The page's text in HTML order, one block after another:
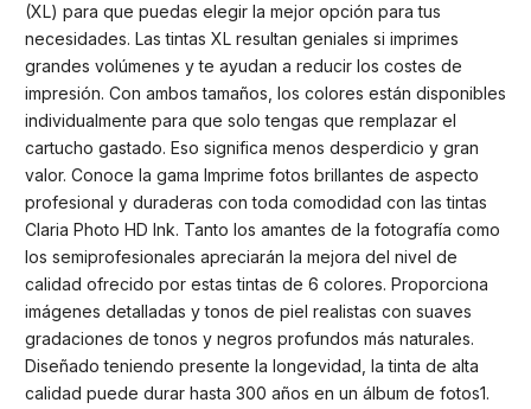
(XL) para que puedas elegir la mejor opción para tus
necesidades. Las tintas XL resultan geniales si imprimes
grandes volúmenes y te ayudan a reducir los costes de
impresión. Con ambos tamaños, los colores están disponibles
individualmente para que solo tengas que remplazar el
cartucho gastado. Eso significa menos desperdicio y gran
valor. Conoce la gama Imprime fotos brillantes de aspecto
profesional y duraderas con toda comodidad con las tintas
Claria Photo HD Ink. Tanto los amantes de la fotografía como
los semiprofesionales apreciarán la mejora del nivel de
calidad ofrecido por estas tintas de 6 colores. Proporciona
imágenes detalladas y tonos de piel realistas con suaves
gradaciones de tonos y negros profundos más naturales.
Diseñado teniendo presente la longevidad, la tinta de alta
calidad puede durar hasta 300 años en un álbum de fotos1.